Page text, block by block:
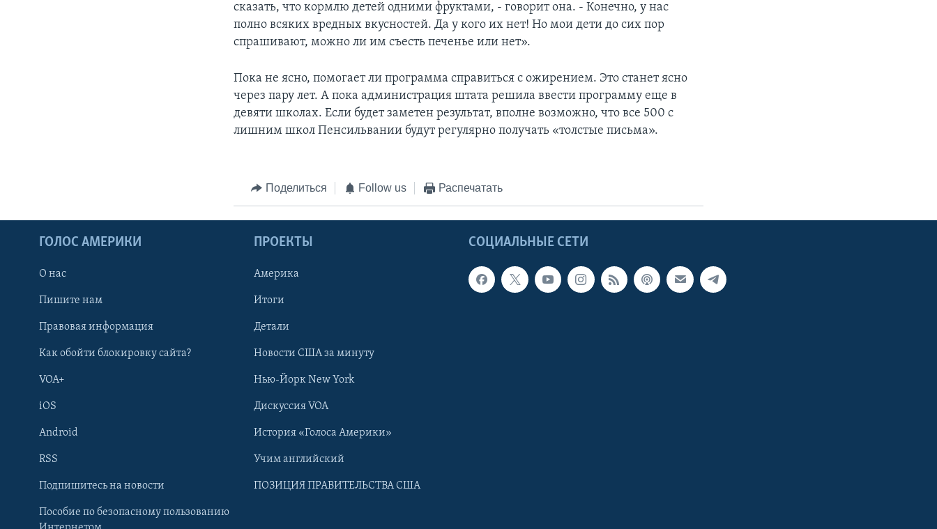
Learning English
сказать, что кормлю детей одними фруктами, - говорит она. - Конечно, у нас
полно всяких вредных вкусностей. Да у кого их нет! Но мои дети до сих пор
спрашивают, можно ли им съесть печенье или нет».
Пока не ясно, помогает ли программа справиться с ожирением. Это станет ясно
через пару лет. А пока администрация штата решила ввести программу еще в
девяти школах. Если будет заметен результат, вполне возможно, что все 500 с
лишним школ Пенсильвании будут регулярно получать «толстые письма».
Поделиться Follow us Распечатать
СОЦИАЛЬНЫЕ СЕТИ
ГОЛОС АМЕРИКИ
О нас
Пишите нам
Правовая информация
Как обойти блокировку сайта?
VOA+
iOS
Android
RSS
Подпишитесь на новости
Пособие по безопасному пользованию
ПРОЕКТЫ
Америка
Итоги
Детали
Новости США за минуту
Нью-Йорк New York
Дискуссия VOA
История «Голоса Америки»
Учим английский
ПОЗИЦИЯ ПРАВИТЕЛЬСТВА США